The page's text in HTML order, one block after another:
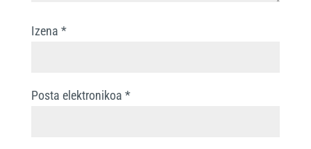
Izena *
Posta elektronikoa *